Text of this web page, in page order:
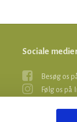
Sociale
Besøg os
Følg os på